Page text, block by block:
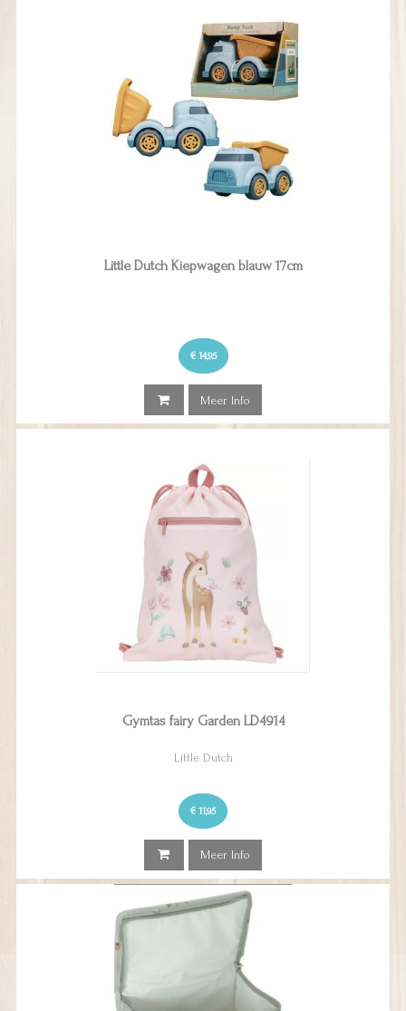
Little Dutch Kiepwagen blauw 17cm
€ 14,95
Meer Info
Gymtas fairy Garden LD4914
Little Dutch
€ 11,95
Meer Info